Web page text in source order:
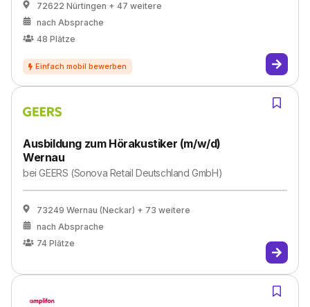
72622 Nürtingen + 47 weitere
nach Absprache
48 Plätze
Ausbildung zum Hörakustiker (m/w/d)
Wernau
beiGEERS (Sonova Retail Deutschland GmbH)
73249 Wernau (Neckar) + 73 weitere
nach Absprache
74 Plätze